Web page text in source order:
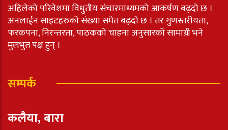
अहिलेको परिवेशमा विधुतीय संचारमाध्यमको आकर्षण बढ्दो छ ।
अनलाईन साइटहरुको संख्या समेत बढ्दो छ । तर गुणस्तरीयता,
फरकपना, निरन्तरता, पाठकको चाहना अनुसारको सामाग्री भने
मुलभुत पक्ष हुन् ।
सम्पर्क
कलैया, बारा